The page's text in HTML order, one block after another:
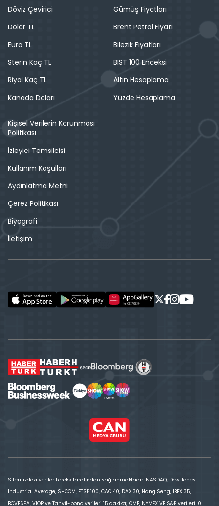
Döviz Çevirici
Dolar TL
Euro TL
Sterin Kaç TL
Riyal Kaç TL
Kanada Doları
Gümüş Fiyatları
Brent Petrol Fiyatı
Bilezik Fiyatları
BIST 100 Endeksi
Altın Hesaplama
Yüzde Hesaplama
Kişisel Verilerin Korunması
Politikası
İzleyici Temsilcisi
Kullanım Koşulları
Aydınlatma Metni
Çerez Politikası
Biyografi
İletişim
Sitemizdeki veriler Foreks tarafından sağlanmaktadır. NASDAQ, Dow Jones
Industrial Average, SHCOM, FTSE 100, CAC 40, DAX 30, Hang Seng, IBEX 35,
BOVESPA, VİOP ve Tahvil-bono verileri 15 dakika; CME, NYMEX VE S&P verileri 10